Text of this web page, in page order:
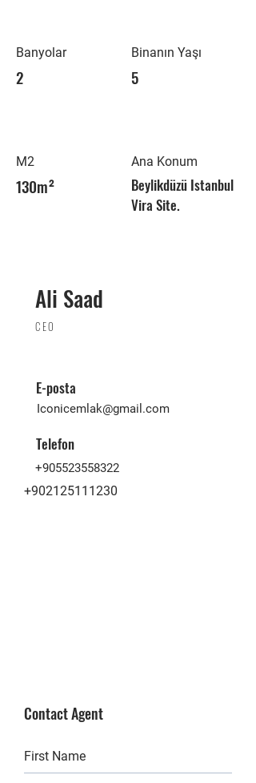
Banyolar
2
M2
130m²
Binanın Yaşı
5
Ana Konum
Beylikdüzü Istanbul
Vira Site.
Ali Saad
CEO
E-posta
Iconicemlak@gmail.com
Telefon
+905523558322
+902125111230
Contact Agent